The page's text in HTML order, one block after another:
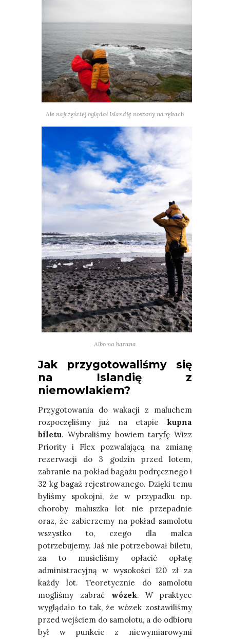
Ale najczęściej oglądał Islandię noszony na rękach
Albo na barana
Jak przygotowaliśmy się
na Islandię z
niemowlakiem?
Przygotowania do wakacji z maluchem
rozpoczęliśmy już na etapie kupna
biletu. Wybraliśmy bowiem taryfę Wizz
Priority i Flex pozwalającą na zmianę
rezerwacji do 3 godzin przed lotem,
zabranie na pokład bagażu podręcznego i
32 kg bagaż rejestrowanego. Dzięki temu
byliśmy spokojni, że w przypadku np.
choroby maluszka lot nie przepadnie
oraz, że zabierzemy na pokład samolotu
wszystko to, czego dla malca
potrzebujemy. Jaś nie potrzebował biletu,
za to musieliśmy opłacić opłatę
administracyjną w wysokości 120 zł za
każdy lot. Teoretycznie do samolotu
mogliśmy zabrać wózek. W praktyce
wyglądało to tak, że wózek zostawiliśmy
przed wejściem do samolotu, a do odbioru
był w punkcie z niewymiarowymi